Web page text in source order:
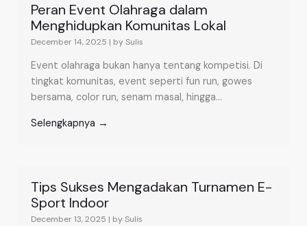
Peran Event Olahraga dalam
Menghidupkan Komunitas Lokal
December 14, 2025 | by Sulis
Event olahraga bukan hanya tentang kompetisi. Di
tingkat komunitas, event seperti fun run, gowes
bersama, color run, senam masal, hingga...
Selengkapnya →
Tips Sukses Mengadakan Turnamen E-
Sport Indoor
December 13, 2025 | by Sulis